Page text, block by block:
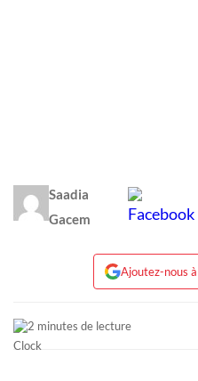
Saadia
Gacem
Ajoutez-nous
2 minutes de lecture